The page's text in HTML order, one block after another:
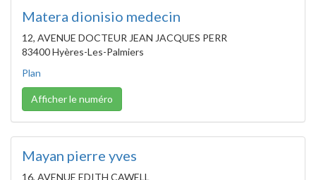
Matera dionisio medecin
12, AVENUE DOCTEUR JEAN JACQUES PERR
83400 Hyères-Les-Palmiers
Plan
Afficher le numéro
Mayan pierre yves
16, AVENUE EDITH CAWELL